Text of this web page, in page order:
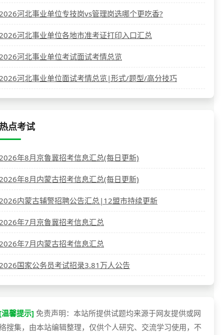
河北事业单位专技岗vs管理岗选哪个更吃香?
河北事业单位各地市准考证打印入口汇总
河北事业单位考试面试考情总览
河北事业单位面试考情总览|形式/题型/高分技巧
点考试
年8月京鲁冀招考信息汇总(每日更新)
年8月内蒙古招考信息汇总(每日更新)
内蒙古辅警招聘公告汇总|12盟市持续更新
年7月京鲁冀招考信息汇总
年7月内蒙古招考信息汇总
国家公务员考试招录3.81万人公告
馨提示] 免责声明：本站所提供试题均来源于网友提供或网
搜集，由本站编辑整理，仅供个人研究、交流学习使用，不